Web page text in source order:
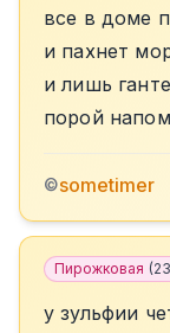
все в доме
и пахнет
и лишь
порой
©sometimer
Пирожковая (
у зульфии